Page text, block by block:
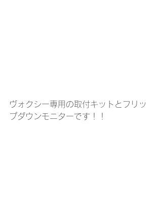
ヴォクシー専用の取付キットとフリッ
プダウンモニターです！！